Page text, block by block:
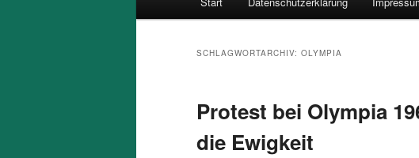
SCHLAGWORTARCHIV: OLYMPIA
Protest bei Olympia
die Ewigkeit